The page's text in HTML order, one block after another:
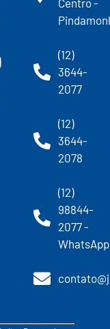
(12)
3644-
2077
(12)
3644-
2078
(12)
98844-
2077 -
WhatsApp